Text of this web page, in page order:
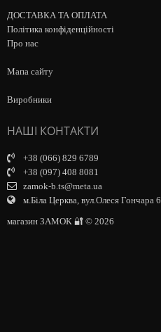
ДОСТАВКА ТА ОПЛАТА
Політика конфіденційності
Про нас
Мапа сайту
Виробники
НАШІ КОНТАКТИ
+38 (066) 829 6789
+38 (097) 408 8081
zamok-b.ts@meta.ua
м.Біла Церква, вул.Олеся Гончара 6
магазин ЗАМОК 🔐 © 2026